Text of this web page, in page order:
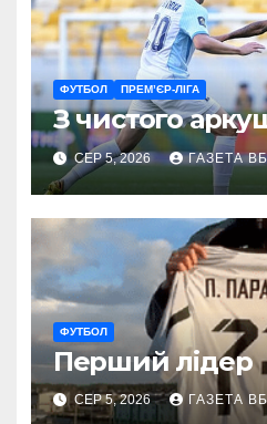
ФУТБОЛ ПРЕМ’ЄР-ЛІГА
З чистого
СЕР 5, 2026 ГАЗЕТА
ФУТБОЛ
Перший лідер
СЕР 5, 2026 ГАЗЕТА